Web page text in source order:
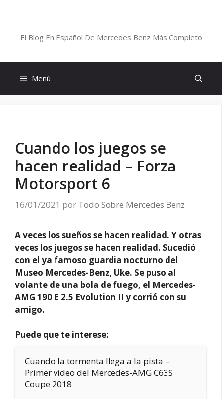
El Blog En Español De Mercedes Benz Más Completo
Menú
Cuando los juegos se
hacen realidad – Forza
Motorsport 6
16/01/2021 por Todo Sobre Mercedes Benz
A veces los sueños se hacen realidad. Y otras
veces los juegos se hacen realidad. Sucedió
con el ya famoso guardia nocturno del
Museo Mercedes-Benz, Uke. Se puso al
volante de una bola de fuego, el Mercedes-
AMG 190 E 2.5 Evolution II y corrió con su
amigo.
Puede que te interese:
Cuando la tormenta llega a la pista –
Primer video del Mercedes-AMG C63S
Coupe 2018